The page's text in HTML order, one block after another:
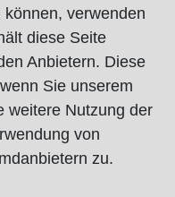
verwenden
diese Seite
Anbietern. Diese
Sie unserem
weitere Nutzung der
von
zu.